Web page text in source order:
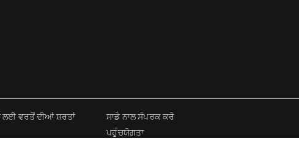
ਵਰਤੋਂ ਦੀਆਂ ਸ਼ਰਤਾਂ
ਸਾਡੇ ਨਾਲ ਸੰਪਰਕ ਕਰੋ
ਪਹੁੰਚਯੋਗਤਾ